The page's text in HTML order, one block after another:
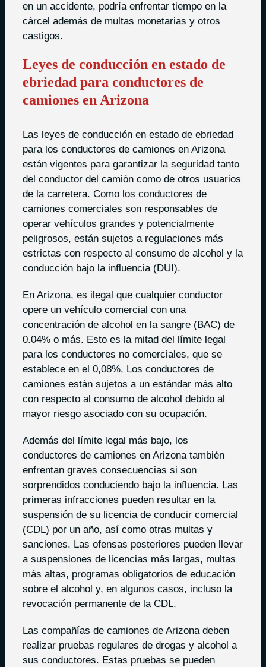
en un accidente, podría enfrentar tiempo en la
cárcel además de multas monetarias y otros
castigos.
Leyes de conducción en estado de
ebriedad para conductores de
camiones en Arizona
Las leyes de conducción en estado de ebriedad
para los conductores de camiones en Arizona
están vigentes para garantizar la seguridad tanto
del conductor del camión como de otros usuarios
de la carretera. Como los conductores de
camiones comerciales son responsables de
operar vehículos grandes y potencialmente
peligrosos, están sujetos a regulaciones más
estrictas con respecto al consumo de alcohol y la
conducción bajo la influencia (DUI).
En Arizona, es ilegal que cualquier conductor
opere un vehículo comercial con una
concentración de alcohol en la sangre (BAC) de
0.04% o más. Esto es la mitad del límite legal
para los conductores no comerciales, que se
establece en el 0,08%. Los conductores de
camiones están sujetos a un estándar más alto
con respecto al consumo de alcohol debido al
mayor riesgo asociado con su ocupación.
Además del límite legal más bajo, los
conductores de camiones en Arizona también
enfrentan graves consecuencias si son
sorprendidos conduciendo bajo la influencia. Las
primeras infracciones pueden resultar en la
suspensión de su licencia de conducir comercial
(CDL) por un año, así como otras multas y
sanciones. Las ofensas posteriores pueden llevar
a suspensiones de licencias más largas, multas
más altas, programas obligatorios de educación
sobre el alcohol y, en algunos casos, incluso la
revocación permanente de la CDL.
Las compañías de camiones de Arizona deben
realizar pruebas regulares de drogas y alcohol a
sus conductores. Estas pruebas se pueden